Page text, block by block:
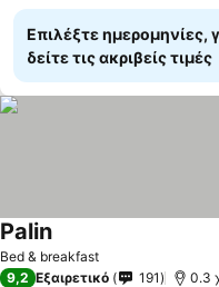
Επιλέξτε ημερομηνίες,
δείτε τις ακριβείς τιμές
Bed & breakfast
PalinΕμφάνιση τιμών
9,2 Εξαιρετικό 191 0.3